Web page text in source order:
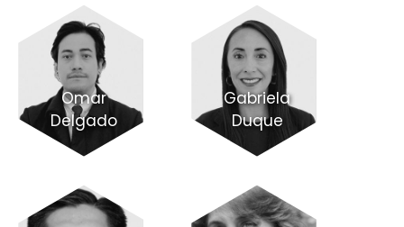
Omar
Delgado
Gabriela
Duque